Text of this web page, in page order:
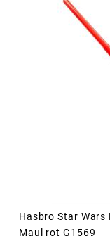
Hasbro Star Wars
Maul rot G1569